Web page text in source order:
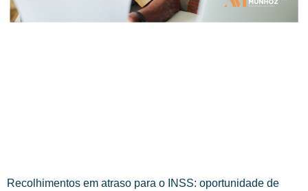
Recolhimentos em atraso para o INSS: oportunidade de